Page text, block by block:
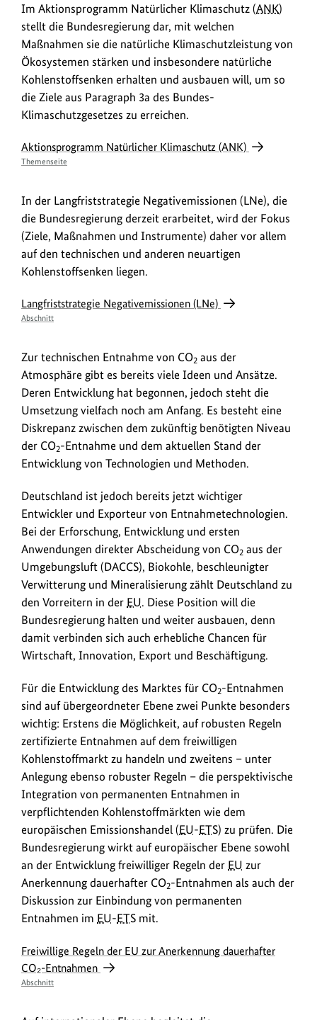
Im Aktionsprogramm Natürlicher Klimaschutz (ANK)
stellt die Bundesregierung dar, mit welchen
Maßnahmen sie die natürliche Klimaschutzleistung von
Ökosystemen stärken und insbesondere natürliche
Kohlenstoffsenken erhalten und ausbauen will, um so
die Ziele aus Paragraph 3a des Bundes-
Klimaschutzgesetzes zu erreichen.
Aktionsprogramm Natürlicher Klimaschutz (ANK)
Themenseite
In der Langfriststrategie Negativemissionen (LNe), die
die Bundesregierung derzeit erarbeitet, wird der Fokus
(Ziele, Maßnahmen und Instrumente) daher vor allem
auf den technischen und anderen neuartigen
Kohlenstoffsenken liegen.
Langfriststrategie Negativemissionen (LNe)
Abschnitt
Zur technischen Entnahme von CO2 aus der
Atmosphäre gibt es bereits viele Ideen und Ansätze.
Deren Entwicklung hat begonnen, jedoch steht die
Umsetzung vielfach noch am Anfang. Es besteht eine
Diskrepanz zwischen dem zukünftig benötigten Niveau
der CO2-Entnahme und dem aktuellen Stand der
Entwicklung von Technologien und Methoden.
Deutschland ist jedoch bereits jetzt wichtiger
Entwickler und Exporteur von Entnahmetechnologien.
Bei der Erforschung, Entwicklung und ersten
Anwendungen direkter Abscheidung von CO2 aus der
Umgebungsluft (DACCS), Biokohle, beschleunigter
Verwitterung und Mineralisierung zählt Deutschland zu
den Vorreitern in der EU. Diese Position will die
Bundesregierung halten und weiter ausbauen, denn
damit verbinden sich auch erhebliche Chancen für
Wirtschaft, Innovation, Export und Beschäftigung.
Für die Entwicklung des Marktes für CO2-Entnahmen
sind auf übergeordneter Ebene zwei Punkte besonders
wichtig: Erstens die Möglichkeit, auf robusten Regeln
zertifizierte Entnahmen auf dem freiwilligen
Kohlenstoffmarkt zu handeln und zweitens – unter
Anlegung ebenso robuster Regeln – die perspektivische
Integration von permanenten Entnahmen in
verpflichtenden Kohlenstoffmärkten wie dem
europäischen Emissionshandel (EU-ETS) zu prüfen. Die
Bundesregierung wirkt auf europäischer Ebene sowohl
an der Entwicklung freiwilliger Regeln der EU zur
Anerkennung dauerhafter CO2-Entnahmen als auch der
Diskussion zur Einbindung von permanenten
Entnahmen im EU-ETS mit.
Freiwillige Regeln der EU zur Anerkennung dauerhafter
CO₂-Entnahmen
Abschnitt